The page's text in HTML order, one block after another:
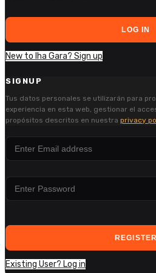
LOG IN
New to Iha Gara? Sign up
SIGNUP
Tus datos personales se utilizarán para
experiencia en esta web, gestionar el
propósitos descritos en nuestra privacy
REGISTER
Existing User? Log in